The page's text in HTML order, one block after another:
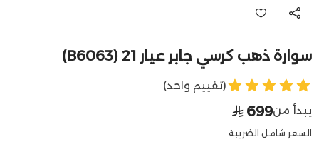
سوارة ذهب كرسي جابر عيار 21 (B6063)
(تقييم واحد)
يبدأ من699
السعر شامل الضريبة